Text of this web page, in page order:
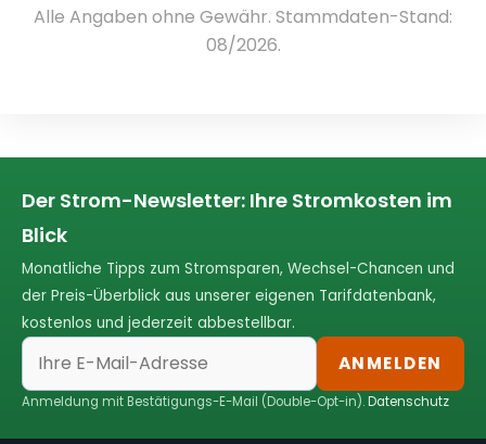
Alle Angaben ohne Gewähr. Stammdaten-Stand:
08/2026.
Der Strom-Newsletter: Ihre Stromkosten im
Blick
Monatliche Tipps zum Stromsparen, Wechsel-Chancen und
der Preis-Überblick aus unserer eigenen Tarifdatenbank,
kostenlos und jederzeit abbestellbar.
ANMELDEN
Anmeldung mit Bestätigungs-E-Mail (Double-Opt-in).Datenschutz